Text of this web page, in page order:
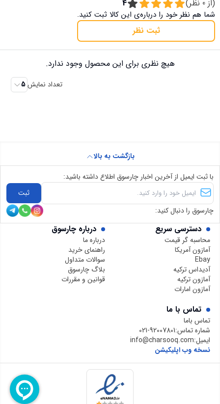
(از 0 نظر) 4
شما هم نظر خود را درباره‌ی این کالا ثبت کنید.
ثبت نظر
هیچ نظری برای این محصول وجود ندارد.
تعداد نمایش 5
دسترسی سریع
محاسبه گر قیمت
آمازون آمریکا
Ebay
آدیداس ترکیه
آمازون ترکیه
آمازون امارات
درباره چارسوق
درباره ما
راهنمای خرید
سوالات متداول
بلاگ چارسوق
قوانین و مقررات
تماس با ما
تماس باما
شماره تماس:021-92007801
ایمیل:info@charsooq.com
نسخه وب اپلیکیشن
بازگشت به بالا
با ثبت ایمیل از آخرین اخبار چارسوق اطلاع داشته باشید:
ثبت
چارسوق را دنبال کنید: